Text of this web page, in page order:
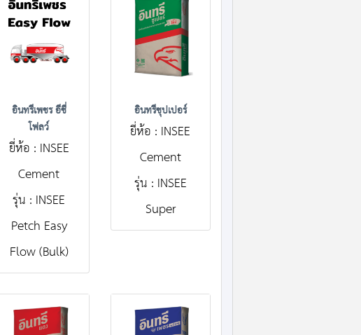
อินทรีเพชร อีซี่
โฟลว์
ยี่ห้อ : INSEE
Cement
รุ่น : INSEE
Petch Easy
Flow (Bulk)
อินทรีซุปเปอร์
ยี่ห้อ : INSEE
Cement
รุ่น : INSEE
Super